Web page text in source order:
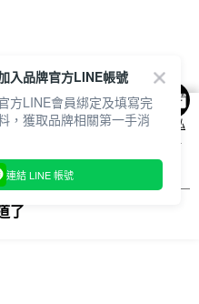
)免運費
用 cookie 方式之詳情，及若您不希
cookie 設定，請參閱本網站「
隱私
站即表示您同意本公司得按本網站使
了
入品牌官方LINE帳號
方LINE會員綁定及填寫完
，獲取品牌相關第一手消
連結 LINE 帳號